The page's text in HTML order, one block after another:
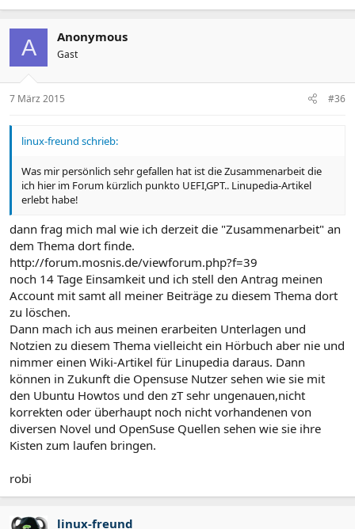
A Anonymous
Gast
7 März 2015 #36
linux-freund schrieb:
Was mir persönlich sehr gefallen hat ist die Zusammenarbeit die
ich hier im Forum kürzlich punkto UEFI,GPT.. Linupedia-Artikel
erlebt habe!
dann frag mich mal wie ich derzeit die "Zusammenarbeit" an
dem Thema dort finde.
http://forum.mosnis.de/viewforum.php?f=39
noch 14 Tage Einsamkeit und ich stell den Antrag meinen
Account mit samt all meiner Beiträge zu diesem Thema dort
zu löschen.
Dann mach ich aus meinen erarbeiten Unterlagen und
Notzien zu diesem Thema vielleicht ein Hörbuch aber nie und
nimmer einen Wiki-Artikel für Linupedia daraus. Dann
können in Zukunft die Opensuse Nutzer sehen wie sie mit
den Ubuntu Howtos und den zT sehr ungenauen,nicht
korrekten oder überhaupt noch nicht vorhandenen von
diversen Novel und OpenSuse Quellen sehen wie sie ihre
Kisten zum laufen bringen.
robi
linux-freund